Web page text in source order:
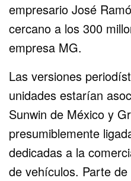
empresario José
cercano a los 300
empresa MG.
Las versiones
unidades estarían
Sunwin de México y
presumiblemente
dedicadas a la
de vehículos. Parte